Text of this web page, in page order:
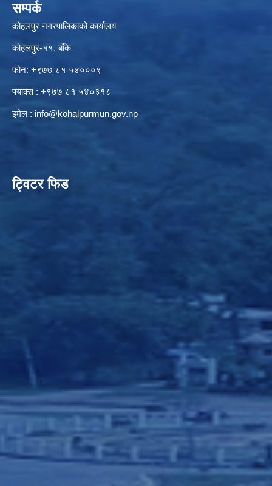
सम्पर्क
कोहलपुर नगरपालिकाको कार्यालय
कोहलपुर-११, बाँके
फोन: +९७७ ८१ ५४०००९
फ्याक्स : +९७७ ८१ ५४०३१८
इमेल : info@kohalpurmun.gov.np
ट्विटर फिड